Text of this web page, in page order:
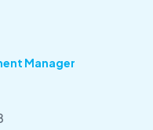
Manager